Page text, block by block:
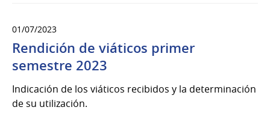
01/07/2023
Rendición de viáticos primer
semestre 2023
Indicación de los viáticos recibidos y la determinación
de su utilización.